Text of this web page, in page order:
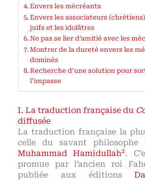
Envers les mécréants
Envers les associateurs
juifs et les idolâtres
Ne pas se lier d’amitié avec les
Montrer de la dureté envers les
dominés
Recherche d’une solution pour
l’impasse
La traduction française du
diffusée
La traduction française la
celle du savant philosophe
Muhammad Hamidullah2.
promue par l’ancien roi
publiée aux éditions